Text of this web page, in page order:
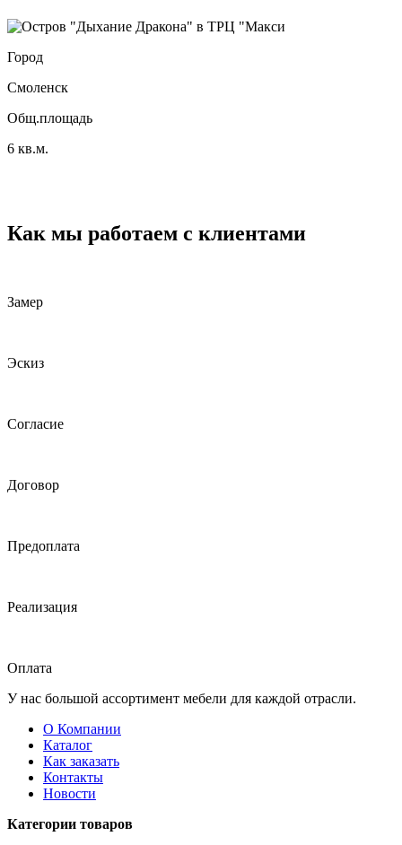
Город
Смоленск
Общ.площадь
6 кв.м.
Как мы работаем с клиентами
Замер
Эскиз
Согласие
Договор
Предоплата
Реализация
Оплата
У нас большой ассортимент мебели для каждой отрасли.
О Компании
Каталог
Как заказать
Контакты
Новости
Категории товаров